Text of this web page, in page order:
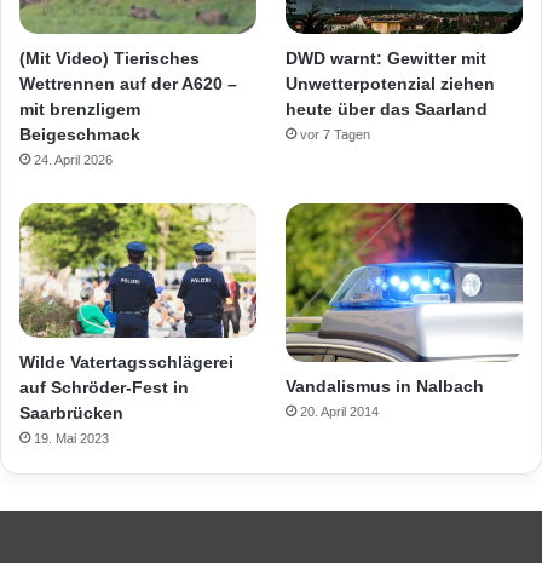
(Mit Video) Tierisches
Wettrennen auf der A620 –
mit brenzligem
Beigeschmack
24. April 2026
DWD warnt: Gewitter mit
Unwetterpotenzial ziehen
heute über das Saarland
vor 7 Tagen
Wilde Vatertagsschlägerei
auf Schröder-Fest in
Saarbrücken
19. Mai 2023
Vandalismus in Nalbach
20. April 2014